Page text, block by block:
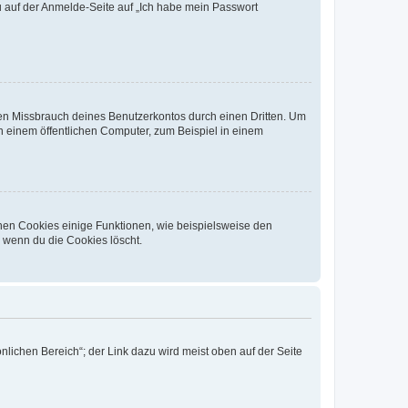
der Anmelde-Seite auf „Ich habe mein Passwort
Missbrauch deines Benutzerkontos durch einen Dritten. Um
öffentlichen Computer, zum Beispiel in einem
Cookies einige Funktionen, wie beispielsweise den
du die Cookies löscht.
Bereich“; der Link dazu wird meist oben auf der Seite